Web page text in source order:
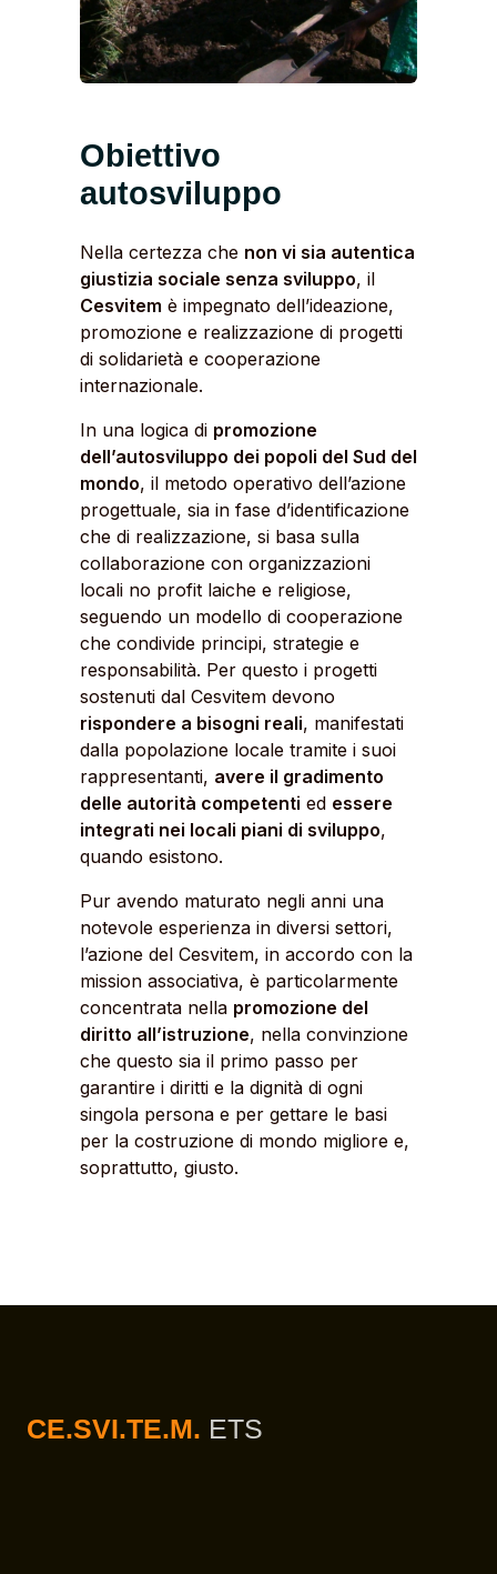
Obiettivo
autosviluppo
Nella certezza che non vi sia autentica
giustizia sociale senza sviluppo, il
Cesvitem è impegnato dell’ideazione,
promozione e realizzazione di progetti
di solidarietà e cooperazione
internazionale.
In una logica di promozione
dell’autosviluppo dei popoli del Sud del
mondo, il metodo operativo dell’azione
progettuale, sia in fase d’identificazione
che di realizzazione, si basa sulla
collaborazione con organizzazioni
locali no profit laiche e religiose,
seguendo un modello di cooperazione
che condivide principi, strategie e
responsabilità. Per questo i progetti
sostenuti dal Cesvitem devono
rispondere a bisogni reali, manifestati
dalla popolazione locale tramite i suoi
rappresentanti, avere il gradimento
delle autorità competenti ed essere
integrati nei locali piani di sviluppo,
quando esistono.
Pur avendo maturato negli anni una
notevole esperienza in diversi settori,
l’azione del Cesvitem, in accordo con la
mission associativa, è particolarmente
concentrata nella promozione del
diritto all’istruzione, nella convinzione
che questo sia il primo passo per
garantire i diritti e la dignità di ogni
singola persona e per gettare le basi
per la costruzione di mondo migliore e,
soprattutto, giusto.
CE.SVI.TE.M. ETS